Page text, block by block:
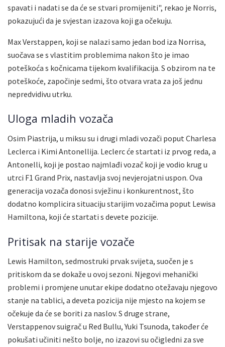
spavati i nadati se da će se stvari promijeniti", rekao je Norris,
pokazujući da je svjestan izazova koji ga očekuju.
Max Verstappen, koji se nalazi samo jedan bod iza Norrisa,
suočava se s vlastitim problemima nakon što je imao
poteškoća s kočnicama tijekom kvalifikacija. S obzirom na te
poteškoće, započinje sedmi, što otvara vrata za još jednu
nepredvidivu utrku.
Uloga mladih vozača
Osim Piastrija, u miksu su i drugi mladi vozači poput Charlesa
Leclerca i Kimi Antonellija. Leclerc će startati iz prvog reda, a
Antonelli, koji je postao najmlađi vozač koji je vodio krug u
utrci F1 Grand Prix, nastavlja svoj nevjerojatni uspon. Ova
generacija vozača donosi svježinu i konkurentnost, što
dodatno komplicira situaciju starijim vozačima poput Lewisa
Hamiltona, koji će startati s devete pozicije.
Pritisak na starije vozače
Lewis Hamilton, sedmostruki prvak svijeta, suočen je s
pritiskom da se dokaže u ovoj sezoni. Njegovi mehanički
problemi i promjene unutar ekipe dodatno otežavaju njegovo
stanje na tablici, a deveta pozicija nije mjesto na kojem se
očekuje da će se boriti za naslov. S druge strane,
Verstappenov suigrač u Red Bullu, Yuki Tsunoda, također će
pokušati učiniti nešto bolje, no izazovi su očigledni za sve